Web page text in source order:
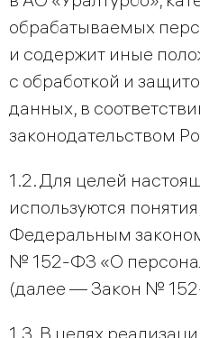
обрабатываемых
и содержит иные
с обработкой и
данных, в
законодательством
1.2. Для целей
используются
Федеральным
№ 152-ФЗ «О
(далее — Закон №
1.3. В целях